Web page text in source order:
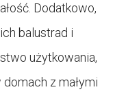
Dodatkowo,
balustrad i
użytkowania,
z małymi